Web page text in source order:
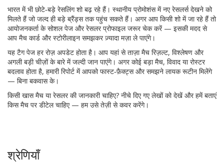
भारत में भी छोटे‑बड़े रेसलिंग शो बढ़ रहे हैं। स्थानीय प्रोमोशंस में नए रेसलर्स देखने को
मिलते हैं जो जल्द ही बड़े ब्रैंड्स तक पहुंच सकते हैं। अगर आप किसी शो में जा रहे हैं तो
आयोजनकर्ता के सोशल पेज और रेसलर प्रोफाइल जरूर चेक करें — इसकी मदद से
आप मैच कार्ड और स्टोरीलाइन समझकर ज़्यादा मज़ा ले पाएंगे।
यह टैग पेज हर रोज़ अपडेट होता है। आप यहां से ताज़ा मैच रिज़ल्ट, विश्लेषण और
अगली बड़ी चीज़ों के बारे में जल्दी जान पाएंगे। अगर कोई बड़ा मैच, विवाद या रोस्टर
बदलाव होता है, हमारी रिपोर्ट में आपको फास्ट‑फ़ैक्ट्स और समझने लायक रूटीन मिलेंगे
— बिना बकवास के।
किसी खास मैच या रेसलर की जानकारी चाहिए? नीचे दिए गए लेखों को देखें और हमें बताएं
किस मैच पर डीटेल चाहिए — हम उसे तेज़ी से कवर करेंगे।
श्रेणियाँ